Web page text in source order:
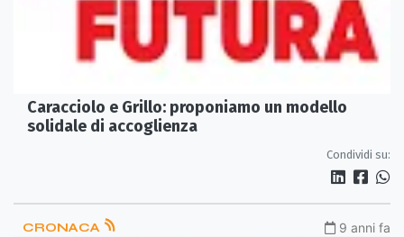
Caracciolo e Grillo: proponiamo un modello
solidale di accoglienza
Condividi su:
CRONACA 9 anni fa